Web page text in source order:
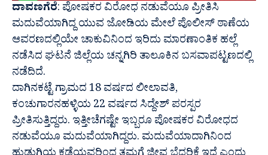
ದಾವಣಗೆರೆ: ಪೋಷಕರ ವಿರೋಧ ನಡುವೆಯೂ ಪ್ರೀತಿಸಿ
ಮದುವೆಯಾಗಿದ್ದ ಯುವ ಜೋಡಿಯ ಮೇಲೆ ಪೊಲೀಸ್ ಠಾಣೆಯ
ಆವರಣದಲ್ಲಿಯೇ ಚಾಕುವಿನಿಂದ ಇರಿದು ಮಾರಣಾಂತಿಕ ಹಲ್ಲೆ
ನಡೆಸಿದ ಘಟನೆ ಜಿಲ್ಲೆಯ ಚನ್ನಗಿರಿ ತಾಲೂಕಿನ ಬಸವಾಪಟ್ಟಣದಲ್ಲಿ
ನಡೆದಿದೆ.
ದಾಗಿನಕಟ್ಟೆ ಗ್ರಾಮದ 18 ವರ್ಷದ ಲೀಲಾವತಿ,
ಕಂಚುಗಾರನಹಳ್ಳಿಯ 22 ವರ್ಷದ ಸಿದ್ದೇಶ್ ಪರಸ್ಪರ
ಪ್ರೀತಿಸುತ್ತಿದ್ದರು. ಇತ್ತೀಚೆಗಷ್ಟೇ ಇಬ್ಬರೂ ಪೋಷಕರ ವಿರೋಧದ
ನಡುವೆಯೂ ಮದುವೆಯಾಗಿದ್ದರು. ಮದುವೆಯಾದಾಗಿನಿಂದ